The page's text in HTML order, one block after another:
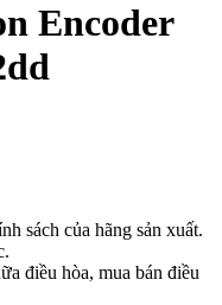
Encoder
sách của hãng sản xuất.
điều hòa, mua bán điều